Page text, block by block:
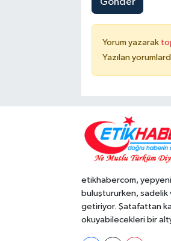
Gönder
Yorum yazarak
Yazılan
etikhabercom,
buluştururken, sadelik
getiriyor. Şatafattan
okuyabilecekleri bir